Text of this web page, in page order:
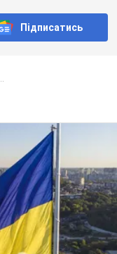
Підписатись